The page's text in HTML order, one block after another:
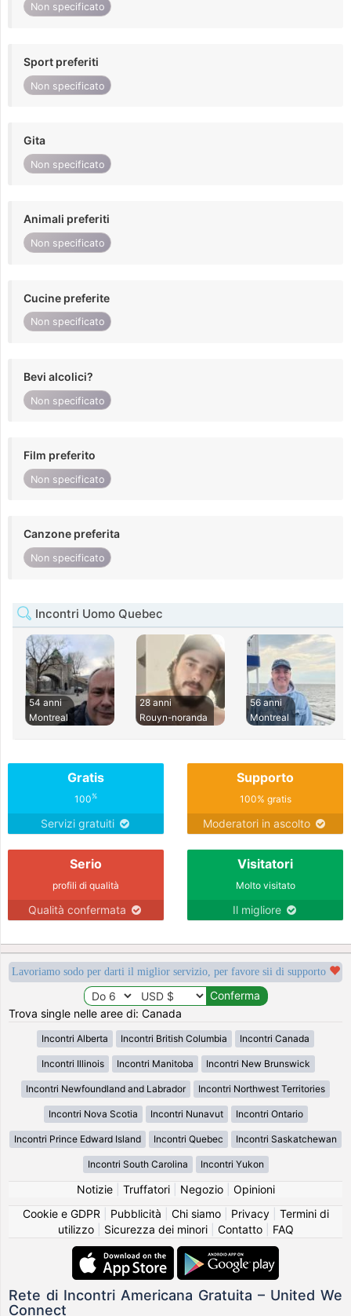
Non specificato
Sport preferiti
Non specificato
Gita
Non specificato
Animali preferiti
Non specificato
Cucine preferite
Non specificato
Bevi alcolici?
Non specificato
Film preferito
Non specificato
Canzone preferita
Non specificato
Incontri Uomo Quebec
54 anni
Montreal
28 anni
Rouyn-noranda
56 anni
Montreal
Gratis
100%
Servizi gratuiti
Supporto
100% gratis
Moderatori in ascolto
Serio
profili di qualità
Qualità confermata
Visitatori
Molto visitato
Il migliore
Lavoriamo sodo per darti il miglior servizio, per favore sii di supporto
Trova single nelle aree di: Canada
Incontri Alberta Incontri British Columbia Incontri Canada
Incontri Illinois Incontri Manitoba Incontri New Brunswick
Incontri Newfoundland and Labrador Incontri Northwest Territories
Incontri Nova Scotia Incontri Nunavut Incontri Ontario
Incontri Prince Edward Island Incontri Quebec Incontri Saskatchewan
Incontri South Carolina Incontri Yukon
Notizie| Truffatori| Negozio| Opinioni
Cookie e GDPR
Pubblicità Chi siamo| Privacy| Termini di
utilizzo| Sicurezza dei minori| Contatto| FAQ
Rete di Incontri Americana Gratuita – United We
Connect